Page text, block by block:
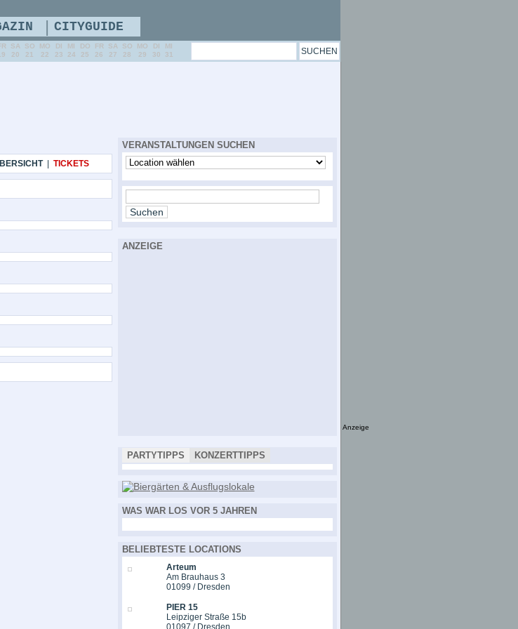
| TICKETS
VERANSTALTUNGEN SUCHEN
ANZEIGE
PARTYTIPPS KONZERTTIPPS
WAS WAR LOS VOR 5 JAHREN
BELIEBTESTE LOCATIONS
Arteum
Am Brauhaus 3
01099 / Dresden
PIER 15
Leipziger Straße 15b
01097 / Dresden
| CITYGUIDE
SA
20
SO
21
MO
22
DI
23
MI
24
DO
25
FR
26
SA
27
SO
28
MO
29
DI
30
MI
31
Anzeige